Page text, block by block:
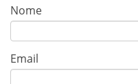
Nome
Email